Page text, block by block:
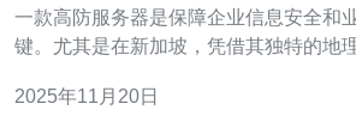
一款高防服务器是保障企业信息安全和
键。尤其是在新加坡，凭借其独特的地
将为您推荐几款优质的新加坡高防服务
2025年11月20日